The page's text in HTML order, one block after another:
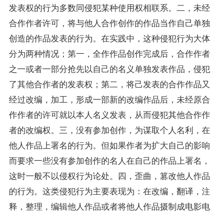
发表权的行为多数同侵犯某种使用权相联系。二，未经
合作作者许可，将与他人合作创作的作品当作自己单独
创造的作品发表的行为。在实践中，这种侵犯行为大体
分为两种情况；第一，全作作品创作完成后，合作作者
之一或者一部分抢先以自己的名义单独发表作品，侵犯
了其他合作者的发表权；第二，将己发表的合作作品又
经过改编，加工，形成一部新的改编作品后，未经原合
作作者的许可就以本人名义发表，从而侵犯其他合作作
者的改编权。三，没有参加创作，为谋取个人名利，在
他人作品上署名的行为。但如果作者为扩大自己的影响
而要求一些没有参加创作的名人在自己的作品上署名，
这时一般不以侵权行为论处。四，歪曲，篡改他人作品
的行为。这类侵犯行为主要表现为：在改编，翻译，注
释，整理，编辑他人作品或者将他人作品摄制成电影电